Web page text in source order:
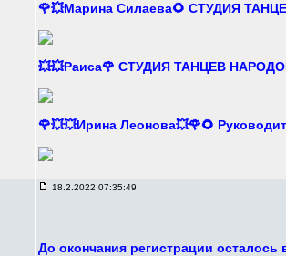
🌹💥Марина Силаева🌻 СТУДИЯ
💥💥Раиса🌹 СТУДИЯ ТАНЦЕВ
🌹💥💥Ирина Леонова💥🌹🌻
18.2.2022 07:35:49
До окончания регистрации осталось